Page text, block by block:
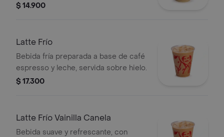
$ 14.900
Latte Frío
Bebida fría preparada a base de café
espresso y leche, servida sobre hielo.
$ 17.300
Latte Frío Vainilla Canela
Bebida suave y refrescante, con